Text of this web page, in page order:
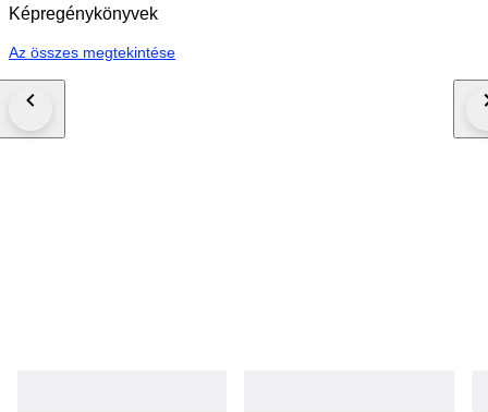
Képregénykönyvek
Az összes megtekintése